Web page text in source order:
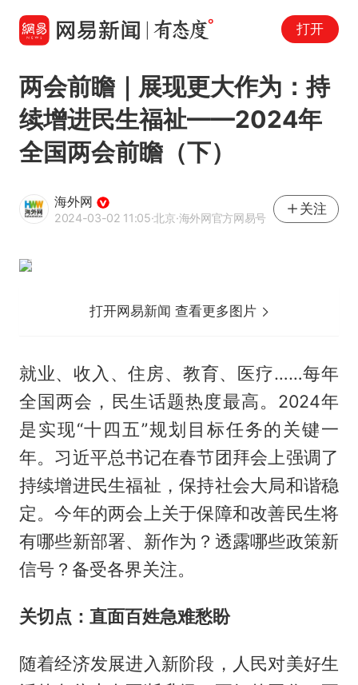
打开
两会前瞻｜展现更大作为：持
续增进民生福祉——2024年
全国两会前瞻（下）
海外网
2024-03-02 11:05·北京·海外网官方网易号
关注
打开网易新闻 查看更多图片
就业、收入、住房、教育、医疗……每年
全国两会，民生话题热度最高。2024年
是实现“十四五”规划目标任务的关键一
年。习近平总书记在春节团拜会上强调了
持续增进民生福祉，保持社会大局和谐稳
定。今年的两会上关于保障和改善民生将
有哪些新部署、新作为？透露哪些政策新
信号？备受各界关注。
关切点：直面百姓急难愁盼
随着经济发展进入新阶段，人民对美好生